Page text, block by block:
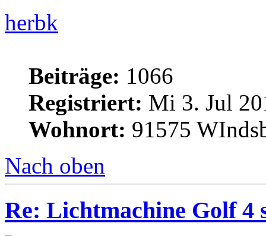
herbk
Beiträge: 1066
Registriert: Mi 3. Jul
Wohnort: 91575
Nach oben
Re: Lichtmachine Golf 4